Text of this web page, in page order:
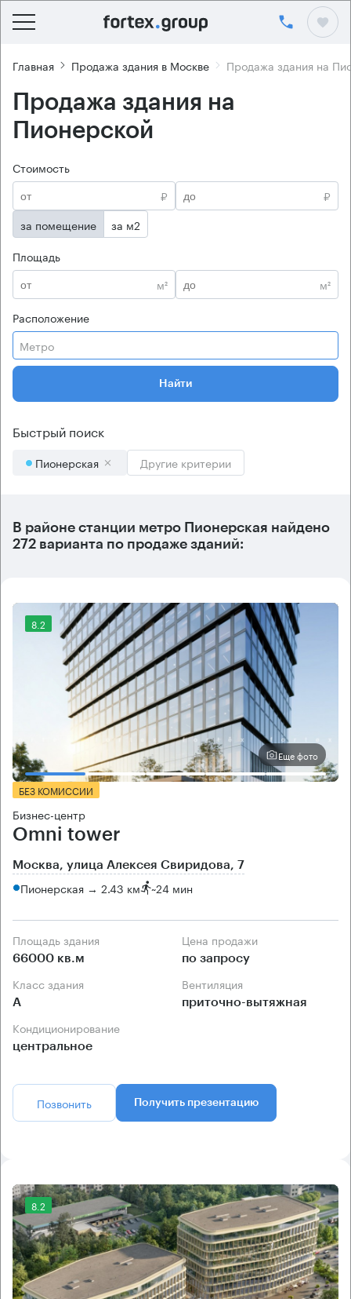
Главная Продажа здания в Москве Продажа здания на
Продажа здания на
Пионерской
Стоимость
₽
₽
за помещение
за м2
Площадь
м²
м²
Расположение
Метро
Найти
Быстрый поиск
Пионерская Другие критерии
В районе станции метро Пионерская найдено
272 варианта по продаже зданий:
8.2
Еще фото
БЕЗ КОМИССИИ
Бизнес-центр
Omni tower
Москва, улица Алексея Свиридова, 7
Пионерская → 2.43 км ~24 мин
Площадь здания
66000 кв.м
Цена продажи
по запросу
Класс здания
А
Вентиляция
приточно-вытяжная
Кондиционирование
центральное
Позвонить Получить презентацию
8.2